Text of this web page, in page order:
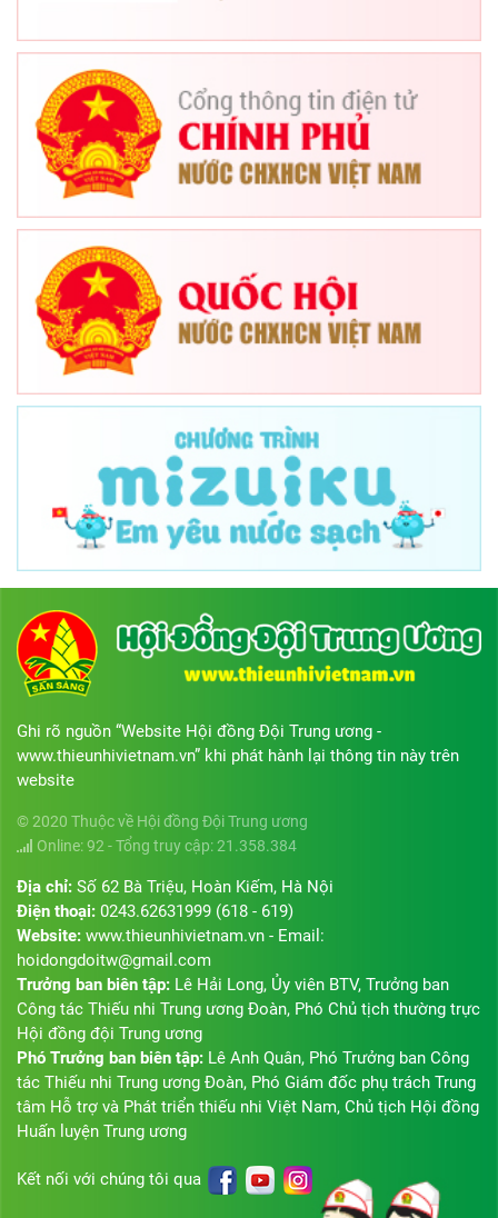
Ghi rõ nguồn “Website Hội đồng Đội Trung ương -
www.thieunhivietnam.vn” khi phát hành lại thông tin này trên
website
© 2020 Thuộc về Hội đồng Đội Trung ương
Online: 92 - Tổng truy cập: 21.358.384
Địa chỉ: Số 62 Bà Triệu, Hoàn Kiếm, Hà Nội
Điện thoại: 0243.62631999 (618 - 619)
Website: www.thieunhivietnam.vn - Email:
hoidongdoitw@gmail.com
Trưởng ban biên tập: Lê Hải Long, Ủy viên BTV, Trưởng ban
Công tác Thiếu nhi Trung ương Đoàn, Phó Chủ tịch thường trực
Hội đồng đội Trung ương
Phó Trưởng ban biên tập: Lê Anh Quân, Phó Trưởng ban Công
tác Thiếu nhi Trung ương Đoàn, Phó Giám đốc phụ trách Trung
tâm Hỗ trợ và Phát triển thiếu nhi Việt Nam, Chủ tịch Hội đồng
Huấn luyện Trung ương
Kết nối với chúng tôi qua